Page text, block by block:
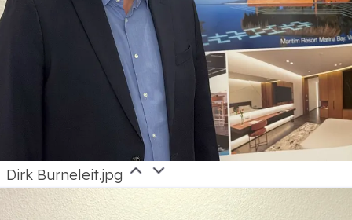
Dirk Burneleit.jpg